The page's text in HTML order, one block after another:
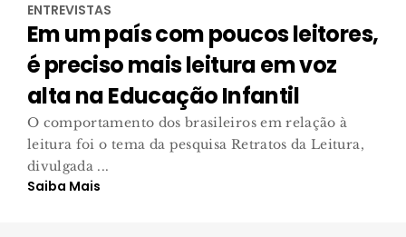
ENTREVISTAS
Em um país com poucos leitores,
é preciso mais leitura em voz
alta na Educação Infantil
O comportamento dos brasileiros em relação à
leitura foi o tema da pesquisa Retratos da Leitura,
divulgada ...
Saiba Mais